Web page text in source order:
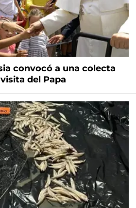
convocó a una colecta
del Papa